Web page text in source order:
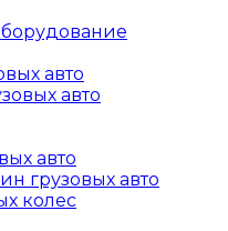
авто
авто
авто
грузовых авто
колес